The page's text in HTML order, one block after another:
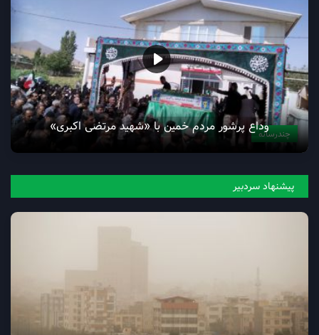
چندرسانهوداع پرشور مردم خمین با «شهید مرتضی اکبری»
پیشنهاد سردبیر